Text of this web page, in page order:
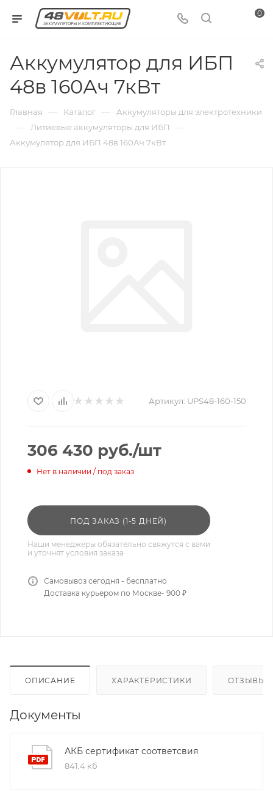
0
Аккумулятор для ИБП
48в 160Ач 7кВт
Главная — Каталог — Аккумуляторы для электротехники
— Литиевые аккумуляторы для ИБП —
Аккумулятор для ИБП 48в 160Ач 7кВт
Артикул: UPS48-160-150
306 430 руб./шт
Нет в наличии / под заказ
ПОД ЗАКАЗ (1-5 ДНЕЙ)
Наши менеджеры обязательно свяжутся с вами
и уточнят условия заказа
Самовывоз сегодня - бесплатно
Доставка курьером по Москве- 900 ₽
ОПИСАНИЕ ХАРАКТЕРИСТИКИ ОТЗЫВЫ
Документы
АКБ сертификат соответсвия
841,4 кб